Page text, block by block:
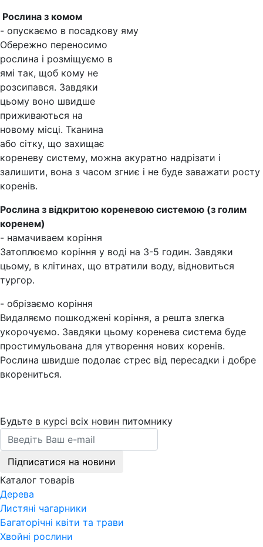
Рослина з комом
- опускаємо в посадкову яму
Обережно переносимо
рослина і розміщуємо в
ямі так, щоб кому не
розсипався. Завдяки
цьому воно швидше
приживаються на
новому місці. Тканина
або сітку, що захищає
кореневу систему, можна акуратно надрізати і
залишити, вона з часом згниє і не буде заважати росту
коренів.
Рослина з відкритою кореневою системою (з голим
коренем)
- намачиваем коріння
Затоплюємо коріння у воді на 3-5 годин. Завдяки
цьому, в клітинах, що втратили воду, відновиться
тургор.
- обрізаємо коріння
Видаляємо пошкоджені коріння, а решта злегка
укорочуємо. Завдяки цьому коренева система буде
простимульована для утворення нових коренів.
Рослина швидше подолає стрес від пересадки і добре
вкорениться.
Будьте в курсі всіх новин питомнику
Підписатися на новини
Каталог товарів
Дерева
Листяні чагарники
Багаторічні квіти та трави
Хвойні рослини